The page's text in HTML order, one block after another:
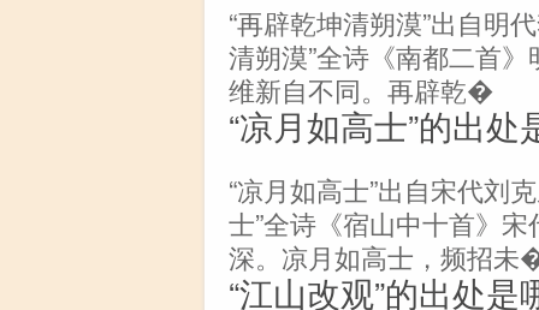
“再辟乾坤清朔漠”出自明
清朔漠”全诗《南都二首
维新自不同。再辟乾�
“凉月如高士”的出处
“凉月如高士”出自宋代刘
士”全诗《宿山中十首》
深。凉月如高士，频招未
“江山改观”的出处是